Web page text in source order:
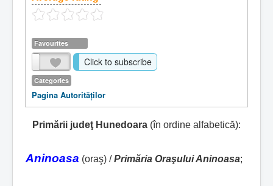
Favourites
Click to subscribe
Categories
Pagina Autorităţilor
Primării judeţ Hunedoara (în ordine alfabetică):
Aninoasa (oraş) / Primăria Oraşului Aninoasa;